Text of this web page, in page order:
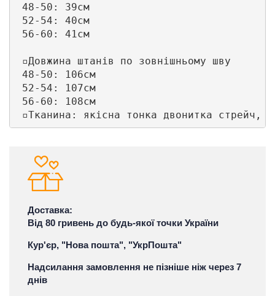
48-50: 39см
52-54: 40см
56-60: 41см
▫️Довжина штанів по зовнішньому шву
48-50: 106см
52-54: 107см
56-60: 108см
▫️Тканина: якісна тонка двонитка стрейч,
Доставка:
Від 80 гривень до будь-якої точки України
Кур'єр, "Нова пошта", "УкрПошта"
Надсилання замовлення не пізніше ніж через 7
днів